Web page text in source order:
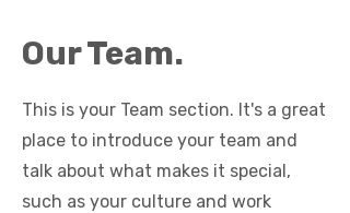
Our Team.
This is your Team section. It's a great
place to introduce your team and
talk about what makes it special,
such as your culture and work